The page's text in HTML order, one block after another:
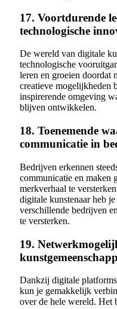
17. Voortdurende
technologische
De wereld van digitale
technologische
leren en groeien doordat
creatieve mogelijkheden
inspirerende omgeving
blijven ontwikkelen.
18. Toenemende
communicatie in
Bedrijven erkennen
communicatie en maken
merkverhaal te
digitale kunstenaar heb
verschillende bedrijven
te versterken.
19.
Dankzij digitale
kun je gemakkelijk
over de hele wereld. Het